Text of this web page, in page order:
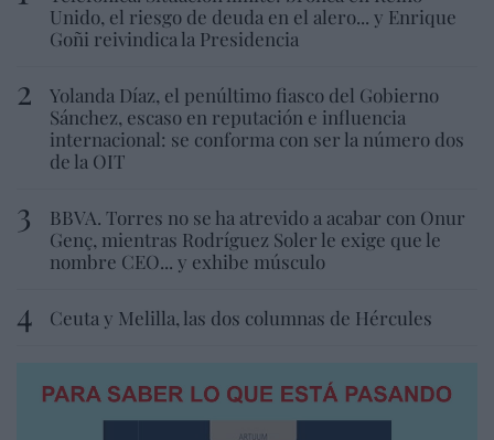
Unido, el riesgo de deuda en el alero... y Enrique
Goñi reivindica la Presidencia
Yolanda Díaz, el penúltimo fiasco del Gobierno
Sánchez, escaso en reputación e influencia
internacional: se conforma con ser la número dos
de la OIT
BBVA. Torres no se ha atrevido a acabar con Onur
Genç, mientras Rodríguez Soler le exige que le
nombre CEO... y exhibe músculo
Ceuta y Melilla, las dos columnas de Hércules